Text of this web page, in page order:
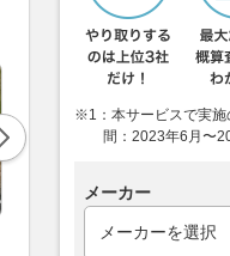
三菱、今秋公開の新型「パジ
※1：本サービスで実施
間：2023年6月〜
メーカー